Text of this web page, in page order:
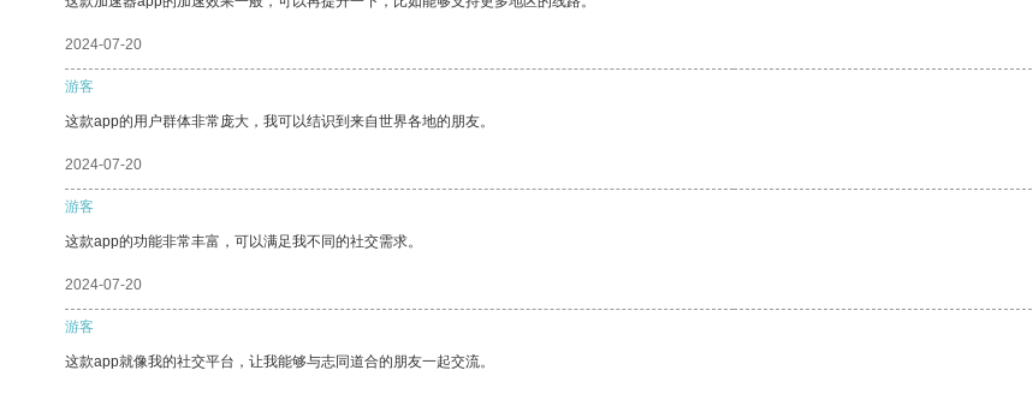
2024-07-20
游客
这款app的用户群体非常庞大，我可以结识到来自世界各地的朋友。
2024-07-20
游客
这款app的功能非常丰富，可以满足我不同的社交需求。
2024-07-20
游客
这款app就像我的社交平台，让我能够与志同道合的朋友一起交流。